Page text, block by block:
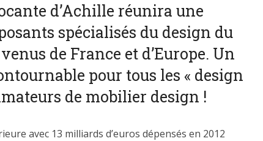
d’Achille réunira une
spécialisés du design du
de France et d’Europe. Un
pour tous les « design
de mobilier design !
avec 13 milliards d’euros dépensés en 2012